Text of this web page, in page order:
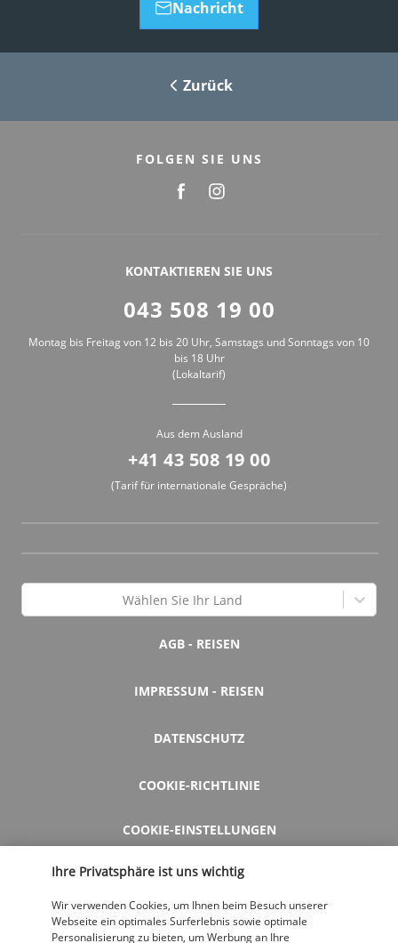
Nachricht
Zurück
FOLGEN SIE UNS
KONTAKTIEREN SIE UNS
043 508 19 00
Montag bis Freitag von 12 bis 20 Uhr, Samstags und Sonntags von 10
bis 18 Uhr
(Lokaltarif)
Aus dem Ausland
+41 43 508 19 00
(Tarif für internationale Gespräche)
Wählen Sie Ihr Land
AGB - REISEN
IMPRESSUM - REISEN
DATENSCHUTZ
COOKIE-RICHTLINIE
COOKIE-EINSTELLUNGEN
HILFE UND KONTAKT
Ihre Privatsphäre ist uns wichtig
Wir verwenden Cookies, um Ihnen beim Besuch unserer
Webseite ein optimales Surferlebnis sowie optimale
Personalisierung zu bieten, um Werbung an Ihre